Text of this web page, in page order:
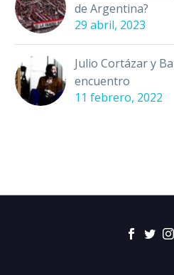
de Argentina?
29 abril, 2023
Julio Cortázar y
encuentro
11 febrero, 2022